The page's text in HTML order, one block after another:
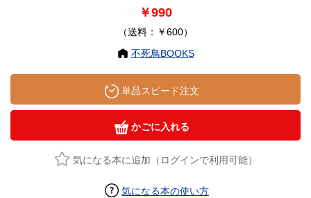
￥990
（送料：￥600）
不死鳥BOOKS
単品スピード注文
かごに入れる
気になる本に追加（ログインで利用可能）
気になる本の使い方